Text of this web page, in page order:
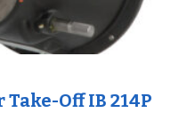
Off IB 214P